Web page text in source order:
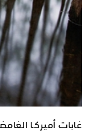
غابات أميركـا